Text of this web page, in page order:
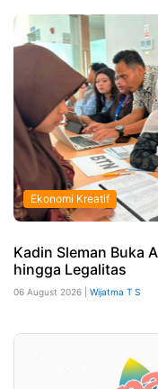
Ekonomi Kreatif
Kadin Sleman Buka
hingga Legalitas
06 August 2026 | Wijatma T S